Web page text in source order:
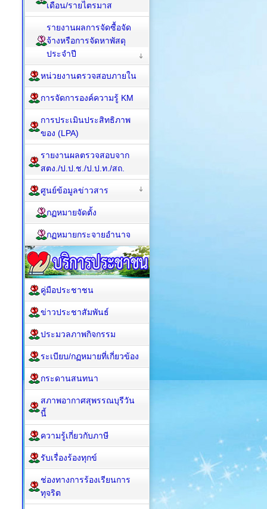
เดือน/รายไตรมาส
รายงานผลการจัดซื้อจัด
จ้างหรือการจัดหาพัสดุ
ประจำปี
หน่วยงานตรวจสอบภายใน
การจัดการองค์ความรู้ KM
การประเมินประสิทธิภาพ
ของ (LPA)
รายงานผลตรวจสอบจาก
สตง./ป.ป.ช./ป.ป.ท./สถ.
ศูนย์ข้อมูลข่าวสาร
กฏหมายจัดตั้ง
กฏหมายกระจายอำนาจ
คู่มือประชาชน
ข่าวประชาสัมพันธ์
ประมวลภาพกิจกรรม
ระเบียบ/กฏหมายที่เกี่ยวข้อง
กระดานสนทนา
สภาพอากาศสุพรรณบุรีวัน
นี้
ความรู้เกี่ยวกับภาษี
รับเรื่องร้องทุกข์
ช่องทางการร้องเรียนการ
ทุจริต